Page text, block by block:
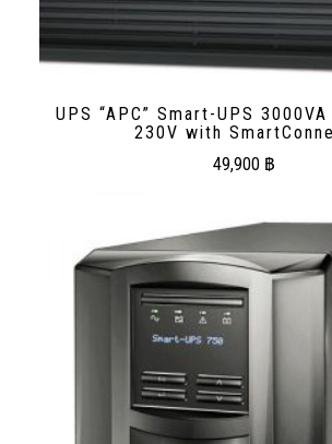
UPS “APC” Smart-UPS 3000VA
230V with
49,900 ฿